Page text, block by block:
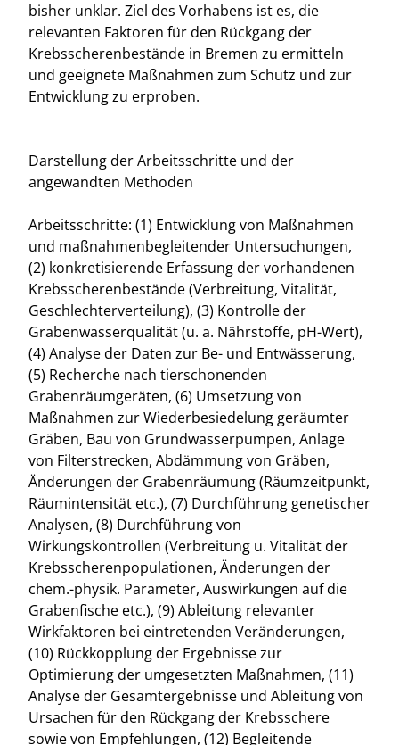
bisher unklar. Ziel des Vorhabens ist es, die
relevanten Faktoren für den Rückgang der
Krebsscherenbestände in Bremen zu ermitteln
und geeignete Maßnahmen zum Schutz und zur
Entwicklung zu erproben.
Darstellung der Arbeitsschritte und der
angewandten Methoden
Arbeitsschritte: (1) Entwicklung von Maßnahmen
und maßnahmenbegleitender Untersuchungen,
(2) konkretisierende Erfassung der vorhandenen
Krebsscherenbestände (Verbreitung, Vitalität,
Geschlechterverteilung), (3) Kontrolle der
Grabenwasserqualität (u. a. Nährstoffe, pH-Wert),
(4) Analyse der Daten zur Be- und Entwässerung,
(5) Recherche nach tierschonenden
Grabenräumgeräten, (6) Umsetzung von
Maßnahmen zur Wiederbesiedelung geräumter
Gräben, Bau von Grundwasserpumpen, Anlage
von Filterstrecken, Abdämmung von Gräben,
Änderungen der Grabenräumung (Räumzeitpunkt,
Räumintensität etc.), (7) Durchführung genetischer
Analysen, (8) Durchführung von
Wirkungskontrollen (Verbreitung u. Vitalität der
Krebsscherenpopulationen, Änderungen der
chem.-physik. Parameter, Auswirkungen auf die
Grabenfische etc.), (9) Ableitung relevanter
Wirkfaktoren bei eintretenden Veränderungen,
(10) Rückkopplung der Ergebnisse zur
Optimierung der umgesetzten Maßnahmen, (11)
Analyse der Gesamtergebnisse und Ableitung von
Ursachen für den Rückgang der Krebsschere
sowie von Empfehlungen, (12) Begleitende